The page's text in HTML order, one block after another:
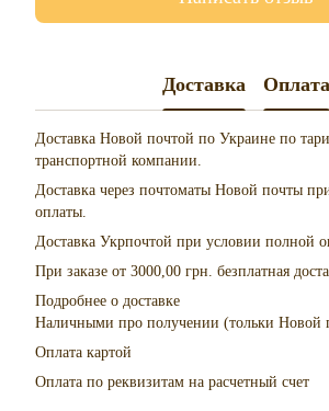
Доставка Оплата
Доставка Новой почтой по Украине по
транспортной компании.
Доставка через почтоматы Новой почты
оплаты.
Доставка Укрпочтой при условии полной
При заказе от 3000,00 грн. безплатная
Подробнее о доставке
Наличными про получении (тольки Новой
Оплата картой
Оплата по реквизитам на расчетный счет